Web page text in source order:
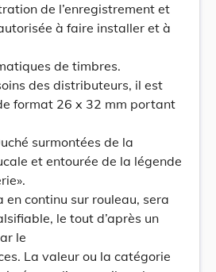
de l’enregistrement et
à faire installer et à
de timbres.
des distributeurs, il est
format 26 x 32 mm portant
surmontées de la
et entourée de la légende
continu sur rouleau, sera
le tout d’après un
le
La valeur ou la catégorie